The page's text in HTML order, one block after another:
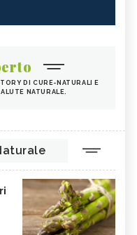
DI CURE-NATURALI E
NATURALE.